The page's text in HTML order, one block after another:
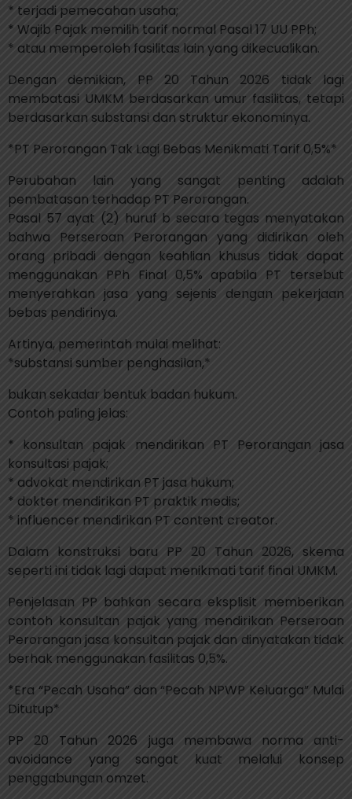
* terjadi pemecahan usaha;
* Wajib Pajak memilih tarif normal Pasal 17 UU PPh;
* atau memperoleh fasilitas lain yang dikecualikan.
Dengan demikian, PP 20 Tahun 2026 tidak lagi
membatasi UMKM berdasarkan umur fasilitas, tetapi
berdasarkan substansi dan struktur ekonominya.
*PT Perorangan Tak Lagi Bebas Menikmati Tarif 0,5%*
Perubahan lain yang sangat penting adalah
pembatasan terhadap PT Perorangan.
Pasal 57 ayat (2) huruf b secara tegas menyatakan
bahwa Perseroan Perorangan yang didirikan oleh
orang pribadi dengan keahlian khusus tidak dapat
menggunakan PPh Final 0,5% apabila PT tersebut
menyerahkan jasa yang sejenis dengan pekerjaan
bebas pendirinya.
Artinya, pemerintah mulai melihat:
*substansi sumber penghasilan,*
bukan sekadar bentuk badan hukum.
Contoh paling jelas:
* konsultan pajak mendirikan PT Perorangan jasa
konsultasi pajak;
* advokat mendirikan PT jasa hukum;
* dokter mendirikan PT praktik medis;
* influencer mendirikan PT content creator.
Dalam konstruksi baru PP 20 Tahun 2026, skema
seperti ini tidak lagi dapat menikmati tarif final UMKM.
Penjelasan PP bahkan secara eksplisit memberikan
contoh konsultan pajak yang mendirikan Perseroan
Perorangan jasa konsultan pajak dan dinyatakan tidak
berhak menggunakan fasilitas 0,5%.
*Era “Pecah Usaha” dan “Pecah NPWP Keluarga” Mulai
Ditutup*
PP 20 Tahun 2026 juga membawa norma anti-
avoidance yang sangat kuat melalui konsep
penggabungan omzet.